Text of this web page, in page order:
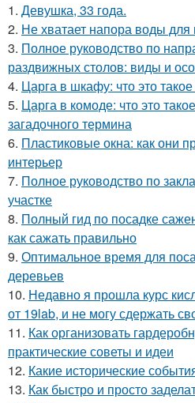
1. Девушка, 33 года.
2. Не хватает напора воды
3. Полное руководство по
раздвижных столов: виды и
4. Царга в шкафу: что это
5. Царга в комоде: что это
загадочного термина
6. Пластиковые окна: как они
интерьер
7. Полное руководство по
участке
8. Полный гид по посадке
как сажать правильно
9. Оптимальное время для
деревьев
10. Недавно я прошла курс
от 19lab, и не могу сдержать
11. Как организовать
практические советы и идеи
12. Какие исторические
13. Как быстро и просто